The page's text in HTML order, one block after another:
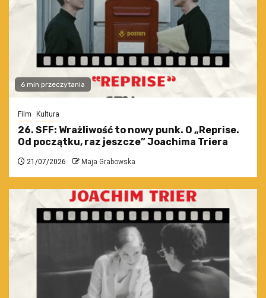
6 min przeczytania
Film Kultura
26. SFF: Wrażliwość to nowy punk. O „Reprise.
Od początku, raz jeszcze” Joachima Triera
21/07/2026 Maja Grabowska